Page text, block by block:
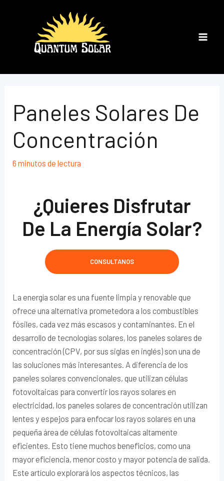
Paneles Solares De
Concentración
6 minutos de lectura
¿Quieres Disfrutar
De La Energía Solar?
CONSULTANOS
La energía solar es una fuente limpia y renovable que
ofrece una alternativa prometedora a los combustibles
fósiles, cada vez más escasos y contaminantes. En el
desarrollo de tecnologías solares, los paneles solares de
concentración (CPV, por sus siglas en inglés) son una de
las soluciones más interesantes. A diferencia de los
paneles solares convencionales, que utilizan células
fotovoltaicas para convertir los rayos solares en
electricidad, los paneles solares de concentración utilizan
lentes y espejos para enfocar los rayos solares en una
pequeña área de células fotovoltaicas altamente
eficientes. Esto tiene muchos beneficios, como una
mayor eficiencia, menor costo y mayor potencia de salida.
Este artículo explorará los aspectos técnicos, las